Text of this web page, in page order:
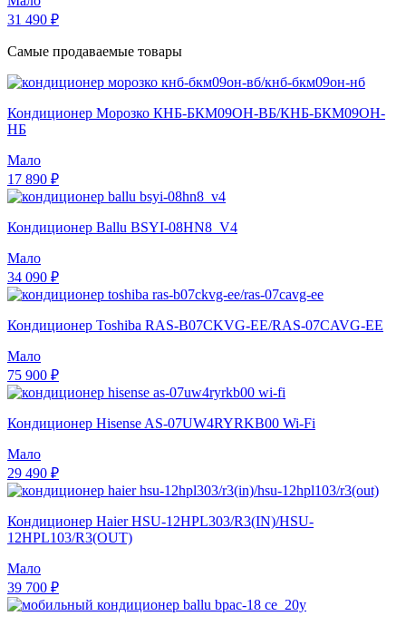
31 490 ₽
Самые продаваемые товары
Кондиционер Морозко КНБ-БКМ09ОН-ВБ/КНБ-БКМ09ОН-
НБ
Мало
17 890 ₽
Кондиционер Ballu BSYI-08HN8_V4
Мало
34 090 ₽
Кондиционер Toshiba RAS-B07CKVG-EE/RAS-07CAVG-EE
Мало
75 900 ₽
Кондиционер Hisense AS-07UW4RYRKB00 Wi-Fi
Мало
29 490 ₽
Кондиционер Haier HSU-12HPL303/R3(IN)/HSU-
12HPL103/R3(OUT)
Мало
39 700 ₽